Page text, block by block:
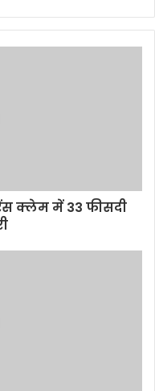
क्लेम में 33 फीसदी